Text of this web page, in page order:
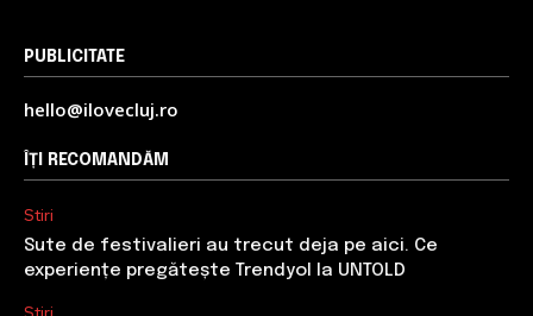
PUBLICITATE
hello@ilovecluj.ro
ÎȚI RECOMANDĂM
Stiri
Sute de festivalieri au trecut deja pe aici. Ce
experiențe pregătește Trendyol la UNTOLD